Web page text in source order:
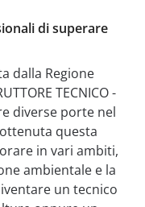
di superare
dalla Regione
TECNICO -
diverse porte nel
questa
in vari ambiti,
ambientale e la
un tecnico